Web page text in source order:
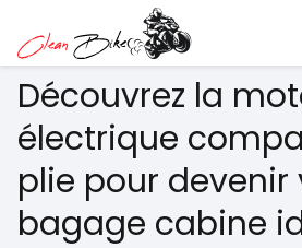
Découvrez la
électrique
plie pour devenir
bagage cabine